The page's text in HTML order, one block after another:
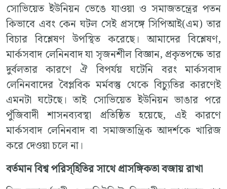
সোভিয়েত ইউনিয়ন ভেঙে যাওয়া ও সমাজতন্ত্রের পতন
কিভাবে এবং কেন ঘটল সেই প্রসঙ্গে সিপিআই(এম) তার
বিচার বিশ্লেষণ উপস্থিত করেছে। আমাদের বিশ্লেষণ,
মার্কসবাদ লেনিনবাদ যা সৃজনশীল বিজ্ঞান, প্রকৃতপক্ষে তার
দুর্বলতার কারণে ঐ বিপর্যয় ঘটেনি বরং মার্কসবাদ
লেনিনবাদের বৈপ্লবিক মর্মবস্তু থেকে বিচ্যুতির কারণেই
এমনটা ঘটেছে। তাই সোভিয়েত ইউনিয়ন ভাঙার পরে
পুঁজিবাদী শাসনব্যবস্থা প্রতিষ্ঠিত হয়েছে, এই কারণে
মার্কসবাদ লেনিনবাদ বা সমাজতান্ত্রিক আদর্শকে খারিজ
করে দেওয়া চলে না।
বর্তমান বিশ্ব পরিস্হিতির সাথে প্রাসঙ্গিকতা বজায় রাখা